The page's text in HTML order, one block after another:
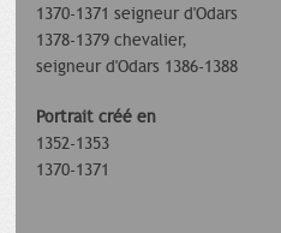
1370-1371 seigneur d'Odars
1378-1379 chevalier,
seigneur d'Odars 1386-1388
Portrait créé en
1352-1353
1370-1371